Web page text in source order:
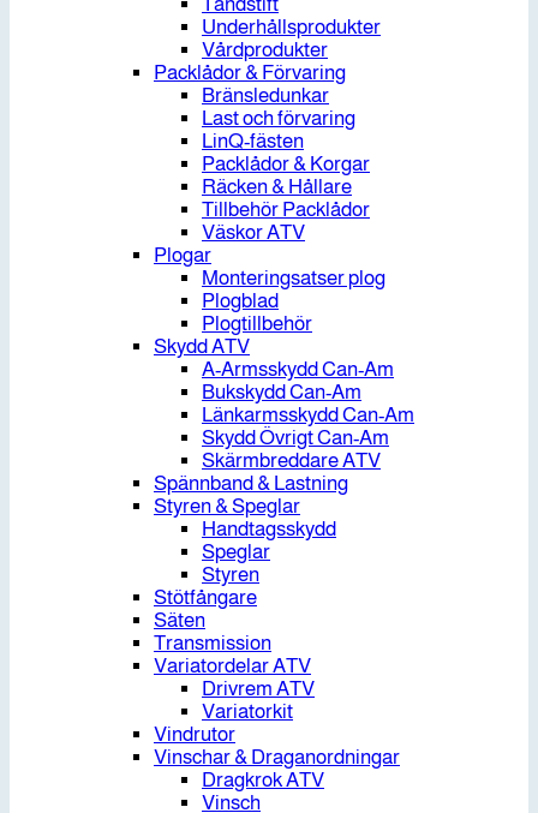
Tändstift
Underhållsprodukter
Vårdprodukter
Packlådor & Förvaring
Bränsledunkar
Last och förvaring
LinQ-fästen
Packlådor & Korgar
Räcken & Hållare
Tillbehör Packlådor
Väskor ATV
Plogar
Monteringsatser plog
Plogblad
Plogtillbehör
Skydd ATV
A-Armsskydd Can-Am
Bukskydd Can-Am
Länkarmsskydd Can-Am
Skydd Övrigt Can-Am
Skärmbreddare ATV
Spännband & Lastning
Styren & Speglar
Handtagsskydd
Speglar
Styren
Stötfångare
Säten
Transmission
Variatordelar ATV
Drivrem ATV
Variatorkit
Vindrutor
Vinschar & Draganordningar
Dragkrok ATV
Vinsch